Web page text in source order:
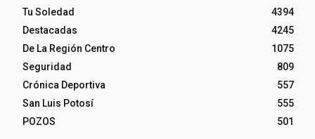
Tu Soledad
4394
Destacadas
4245
De La Región Centro
1075
Seguridad
809
Crónica Deportiva
557
San Luis Potosí
555
POZOS
501